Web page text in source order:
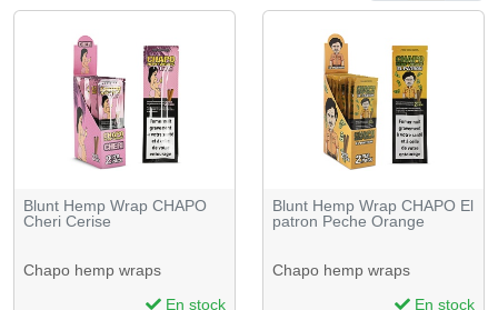
Blunt Hemp Wrap CHAPO
Cheri Cerise
Chapo hemp wraps
En stock
Blunt Hemp Wrap CHAPO El
patron Peche Orange
Chapo hemp wraps
En stock